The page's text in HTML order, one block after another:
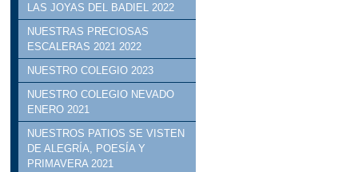
LAS JOYAS DEL BADIEL 2022
NUESTRAS PRECIOSAS
ESCALERAS 2021 2022
NUESTRO COLEGIO 2023
NUESTRO COLEGIO NEVADO
ENERO 2021
NUESTROS PATIOS SE VISTEN
DE ALEGRÍA, POESÍA Y
PRIMAVERA 2021